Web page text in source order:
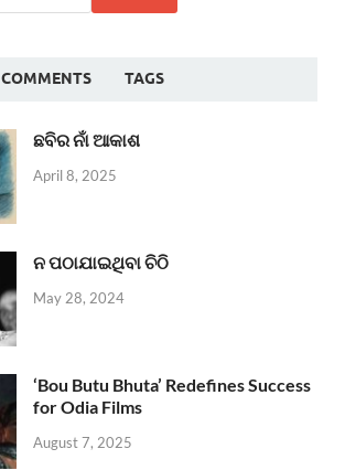
COMMENTS TAGS
ଛବିର ନାଁ ଆକାଶ
April 8, 2025
ନ ପଠାଯାଇଥିବା ଚିଠି
May 28, 2024
‘Bou Butu Bhuta’ Redefines Success
for Odia Films
August 7, 2025